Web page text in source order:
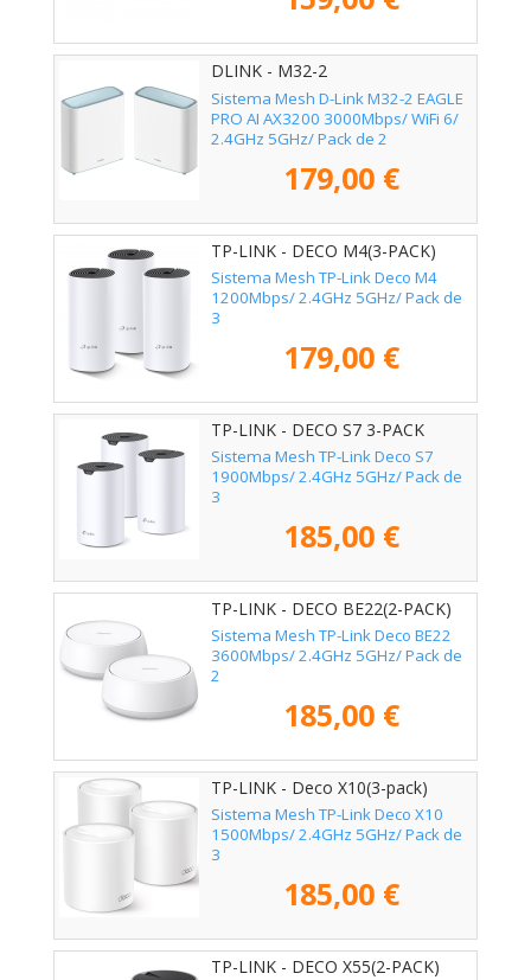
DLINK - M32-2
Sistema Mesh D-Link M32-2 EAGLE
PRO AI AX3200 3000Mbps/ WiFi 6/
2.4GHz 5GHz/ Pack de 2
179,00 €
TP-LINK - DECO M4(3-PACK)
Sistema Mesh TP-Link Deco M4
1200Mbps/ 2.4GHz 5GHz/ Pack de
3
179,00 €
TP-LINK - DECO S7 3-PACK
Sistema Mesh TP-Link Deco S7
1900Mbps/ 2.4GHz 5GHz/ Pack de
3
185,00 €
TP-LINK - DECO BE22(2-PACK)
Sistema Mesh TP-Link Deco BE22
3600Mbps/ 2.4GHz 5GHz/ Pack de
2
185,00 €
TP-LINK - Deco X10(3-pack)
Sistema Mesh TP-Link Deco X10
1500Mbps/ 2.4GHz 5GHz/ Pack de
3
185,00 €
TP-LINK - DECO X55(2-PACK)